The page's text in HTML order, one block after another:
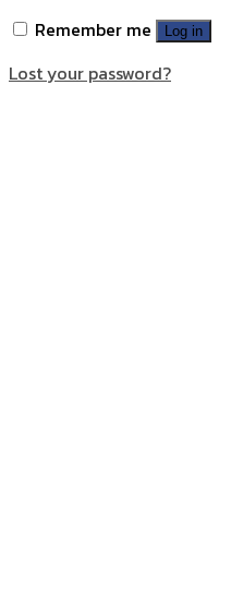
Remember me
Log in
Lost your password?